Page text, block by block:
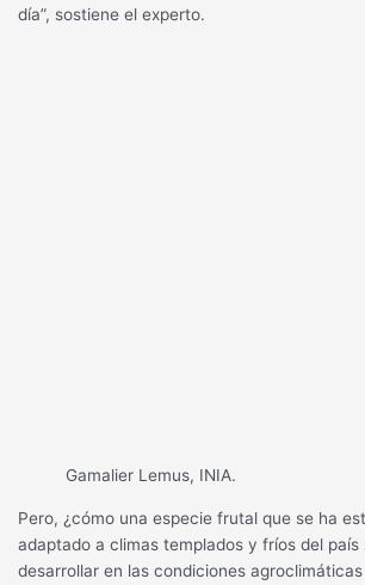
día”, sostiene el experto.
Gamalier Lemus, INIA.
Pero, ¿cómo una especie frutal que se ha
adaptado a climas templados y fríos del país
desarrollar en las condiciones